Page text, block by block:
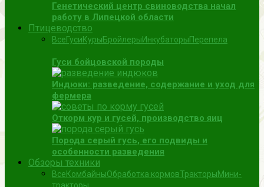
Генетический центр свиноводства начал
работу в Липецкой области
Птицеводство
ВсеГусиКурыБройлерыИнкубаторыПерепела
Гуси бойцовской породы
Индюки: разведение, содержание и уход для
фермера
Откорм кур и гусей, производство яиц
Порода серый гусь, его подвиды и
особенности разведения
Обзоры техники
ВсеКомбайныОбработка кормовТракторыМини-